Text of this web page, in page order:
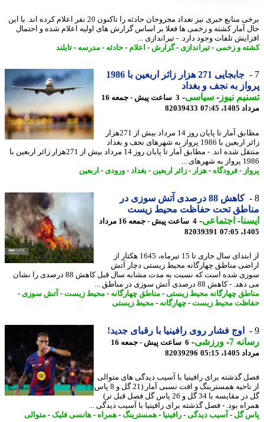
برخی منابع خبری نیز تعداد مجروحان حادثه را تاکنون 20 نفر اعلام کرده اند. با این
آمار کشته و زخمی ها فعلا بر اساس گزارش های اولیه اعلام شده و احتمال
تلفات وجود دارد. - تیراندازی ...
و زخمی-تیراندازی- گزارش -اعلام -حادثه-مدرسه-تایلند
جابجایی 271 هزار زائر اربعین با 1986
به نجف و بغداد
نیوز-سیاسی-
3 ساعت پیش - جمعه 16
07:45
82039433
مطابق آمار تا پایان روز 14 مرداد بیش از 271هزار
زائر اربعین با 1986 پرواز به شهرهای نجف و بغداد
منتقل شده اند. - مطابق آمار تا پایان روز 14 مرداد بیش از 271هزار زائر اربعین با
...
-فرودگاه-هزار - زائر اربعین -بغداد-ورودی -اربعین
کاهش 88 درصدی آتش سوزی در
تحت حفاظت محیط زیست
-اجتماعی-
4 ساعت پیش - جمعه 16 مرداد
82039391
از ابتدای سال جاری تا 15 تیرماه، 1645 هکتار از
مناطق چهارگانه محیط زیستی دچار آتش
سوزی شده است که نسبت به مدت مشابه سال قبل کاهش 88 درصدی را نشان
کاهش 88 درصدی آتش سوزی در مناطق ...
چهارگانه محیط زیستی-مناطق چهارگانه -محیط زیست-آتش سوزی-
محیط زیست-چهارگانه -محیط زیستی
اوج فشار روی رافینیا با رقبای جدید!
7
-ورزشی-
6 ساعت پیش - جمعه 16
05:15
82039296
گذشته برای رافینیا با آسیب دیدگی های متوالی
از ناحیه همسترینگ و افت نسبی آمار (21 گل و 8 پاس
گل در مقایسه با 34 گل و 26 پاس گل فصل قبل تر)
بود. - فصل گذشته برای رافینیا با آسیب دیدگی ...
گل-آسیب دیدگی-رافینیا -همسترینگ -همراه- هانسی فلیک-متوالی